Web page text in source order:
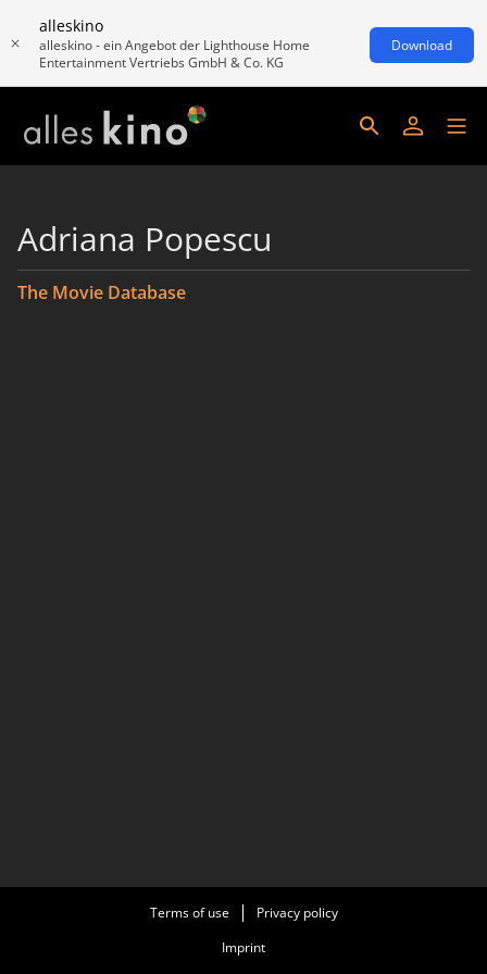
alleskino
alleskino - ein Angebot der Lighthouse Home
Entertainment Vertriebs GmbH & Co. KG
Download
Adriana Popescu
The Movie Database
Terms of use
Privacy policy
Imprint